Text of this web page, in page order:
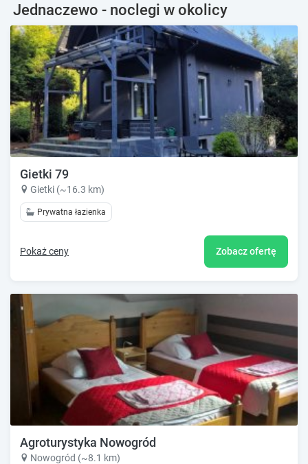
Jednaczewo - noclegi w okolicy
Gietki 79
Gietki (~16.3 km)
Prywatna łazienka
Pokaż ceny Zobacz ofertę
Agroturystyka Nowogród
Nowogród (~8.1 km)